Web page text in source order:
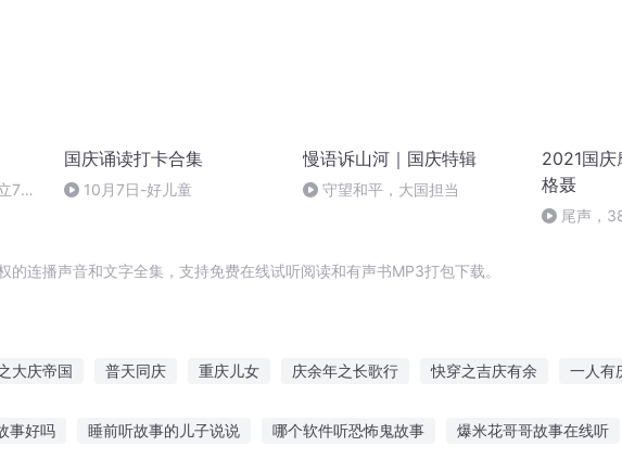
73
国庆诵读打卡合集
10月7日-好儿童
慢语诉山河｜国庆特辑
守望和平，大国担当
2021国庆
格聂
尾声，
连播声音和文字全集，支持免费在线试听阅读和有声书MP3打包下载。
大庆帝国 普天同庆 重庆儿女 庆余年之长歌行 快穿之吉庆有余 一人有
事好吗 睡前听故事的儿子说说 哪个软件听恐怖鬼故事 爆米花哥哥故事在线听